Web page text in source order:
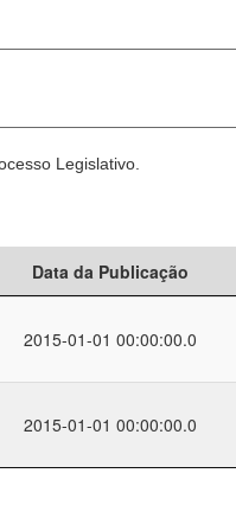
Legislativo.
Data da Publicação
2015-01-01 00:00:00.0
2015-01-01 00:00:00.0